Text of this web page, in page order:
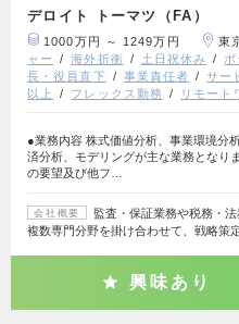
デロイト トーマツ（FA）
1000万円 ～ 1249万円 東
ャー
海外折衝 土日祝休み
長・役員直下
事業責任者 サー
以上
フレックス勤務 リモート
●業務内容 株式価値分析、事業環境分
済分析、モデリングが主な業務となり
の要望及び他フ…
会社概要
監査・保証業務や税務・
複数専門分野を掛け合わせて、戦略策
興味あり